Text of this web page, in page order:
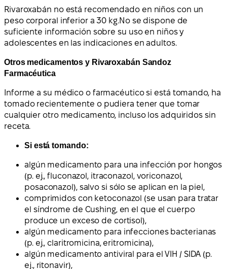
Rivaroxabán no está recomendado en niños con un
peso corporal inferior a 30 kg.No se dispone de
suficiente información sobre su uso en niños y
adolescentes en las indicaciones en adultos.
Otros medicamentos y Rivaroxabán Sandoz
Farmacéutica
Informe a su médico o farmacéutico si está tomando, ha
tomado recientemente o pudiera tener que tomar
cualquier otro medicamento, incluso los adquiridos sin
receta.
Si está tomando:
algún medicamento para una infección por hongos
(p. ej., fluconazol, itraconazol, voriconazol,
posaconazol), salvo si sólo se aplican en la piel,
comprimidos con ketoconazol (se usan para tratar
el síndrome de Cushing, en el que el cuerpo
produce un exceso de cortisol),
algún medicamento para infecciones bacterianas
(p. ej., claritromicina, eritromicina),
algún medicamento antiviral para el VIH / SIDA (p.
ej., ritonavir),